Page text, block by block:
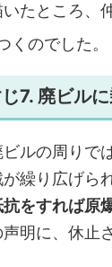
たところ、
くのでした。
7. 廃ビル
ルの周りで
繰り広げら
をすれば原
明に、休止